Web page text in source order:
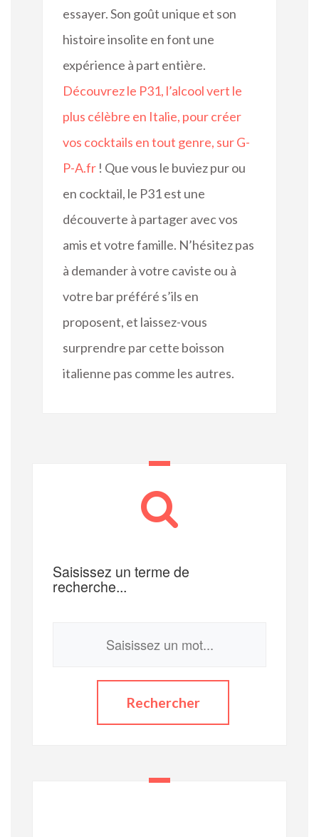
essayer. Son goût unique et son
histoire insolite en font une
expérience à part entière.
Découvrez le P31, l’alcool vert le
plus célèbre en Italie, pour créer
vos cocktails en tout genre, sur G-
P-A.fr ! Que vous le buviez pur ou
en cocktail, le P31 est une
découverte à partager avec vos
amis et votre famille. N’hésitez pas
à demander à votre caviste ou à
votre bar préféré s’ils en
proposent, et laissez-vous
surprendre par cette boisson
italienne pas comme les autres.
Saisissez un terme de
recherche...